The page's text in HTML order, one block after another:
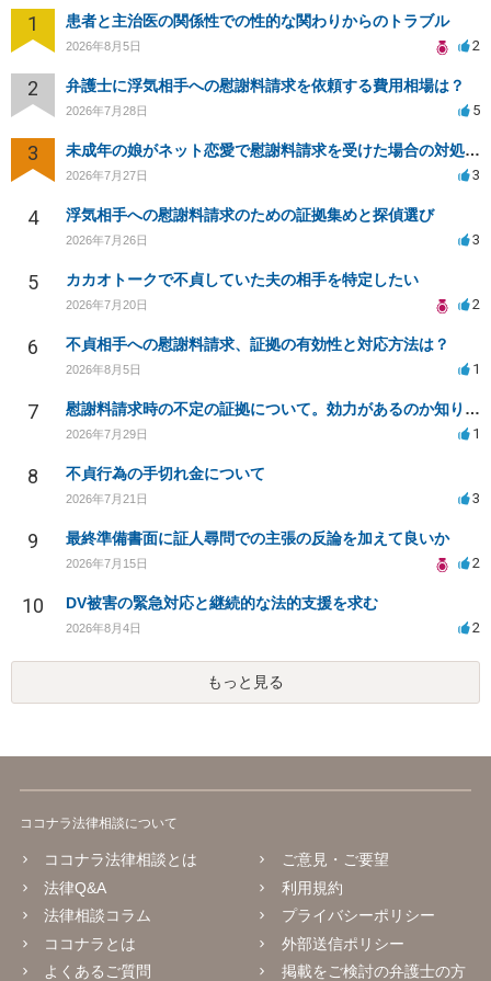
1 患者と主治医の関係性での性的な関わりからのトラブル
2026年8月5日 2
2 弁護士に浮気相手への慰謝料請求を依頼する費用相場は？
2026年7月28日 5
3 未成年の娘がネット恋愛で慰謝料請求を受けた場合の対処法は？
2026年7月27日 3
4 浮気相手への慰謝料請求のための証拠集めと探偵選び
2026年7月26日 3
5 カカオトークで不貞していた夫の相手を特定したい
2026年7月20日 2
6 不貞相手への慰謝料請求、証拠の有効性と対応方法は？
2026年8月5日 1
7 慰謝料請求時の不定の証拠について。効力があるのか知りたい。
2026年7月29日 1
8 不貞行為の手切れ金について
2026年7月21日 3
9 最終準備書面に証人尋問での主張の反論を加えて良いか
2026年7月15日 2
10 DV被害の緊急対応と継続的な法的支援を求む
2026年8月4日 2
もっと見る
ココナラ法律相談について
ココナラ法律相談とは
法律Q&A
法律相談コラム
ココナラとは
よくあるご質問
ご意見・ご要望
利用規約
プライバシーポリシー
外部送信ポリシー
掲載をご検討の弁護士の方